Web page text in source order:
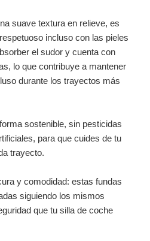
suave textura en relieve, es
incluso con las pieles
el sudor y cuenta con
lo que contribuye a mantener
durante los trayectos más
sostenible, sin pesticidas
para que cuides de tu
trayecto.
y comodidad: estas fundas
siguiendo los mismos
que tu silla de coche